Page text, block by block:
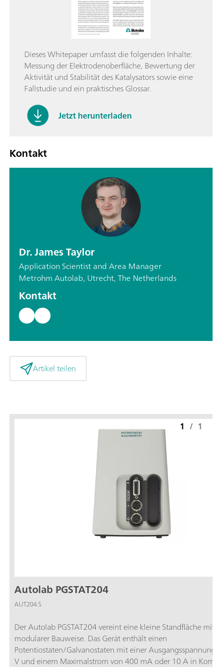
Dieses Whitepaper umfasst die folgenden Inhalte:
Messung der Elektrodenoberfläche, Bewertung der
Aktivität und Stabilität des Katalysators sowie eine
Fallstudie und ein praktisches Glossar.
Jetzt herunterladen
Kontakt
Dr. James Taylor
Application Scientist and Area Manager
Metrohm Autolab, Utrecht, The Netherlands
Kontakt
Artikel teilen
Autolab PGSTAT204
AUT204.S
Der Autolab PGSTAT204 vereint eine kleine Standfläche mit
modularer Bauweise. Das Gerät enthält einen
Potentiostaten/Galvanostaten mit einer Ausgangsspannung
V und einem Maximalstrom von 400 mA oder 10 A in
1 / 1